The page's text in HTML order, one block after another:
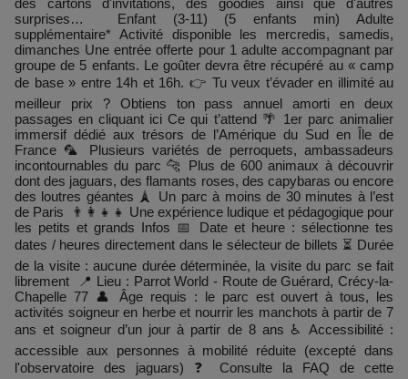
surprises… Enfant (3-11) (5 enfants min) Adulte
supplémentaire* Activité disponible les mercredis, samedis,
dimanches Une entrée offerte pour 1 adulte accompagnant par
groupe de 5 enfants. Le goûter devra être récupéré au « camp
de base » entre 14h et 16h. 👉 Tu veux t’évader en illimité au
meilleur prix ? Obtiens ton pass annuel amorti en deux
passages en cliquant ici Ce qui t’attend 🌴 1er parc animalier
immersif dédié aux trésors de l’Amérique du Sud en Île de
France 🦜 Plusieurs variétés de perroquets, ambassadeurs
incontournables du parc 🐆 Plus de 600 animaux à découvrir
dont des jaguars, des flamants roses, des capybaras ou encore
des loutres géantes 🗼 Un parc à moins de 30 minutes à l’est
de Paris 👨‍👩‍👧‍👧 Une expérience ludique et pédagogique pour
les petits et grands Infos 📅 Date et heure : sélectionne tes
dates / heures directement dans le sélecteur de billets ⏳ Durée
de la visite : aucune durée déterminée, la visite du parc se fait
librement 📍 Lieu : Parrot World - Route de Guérard, Crécy-la-
Chapelle 77 👤 Âge requis : le parc est ouvert à tous, les
activités soigneur en herbe et nourrir les manchots à partir de 7
ans et soigneur d’un jour à partir de 8 ans ♿ Accessibilité :
accessible aux personnes à mobilité réduite (excepté dans
l'observatoire des jaguars) ❓ Consulte la FAQ de cette